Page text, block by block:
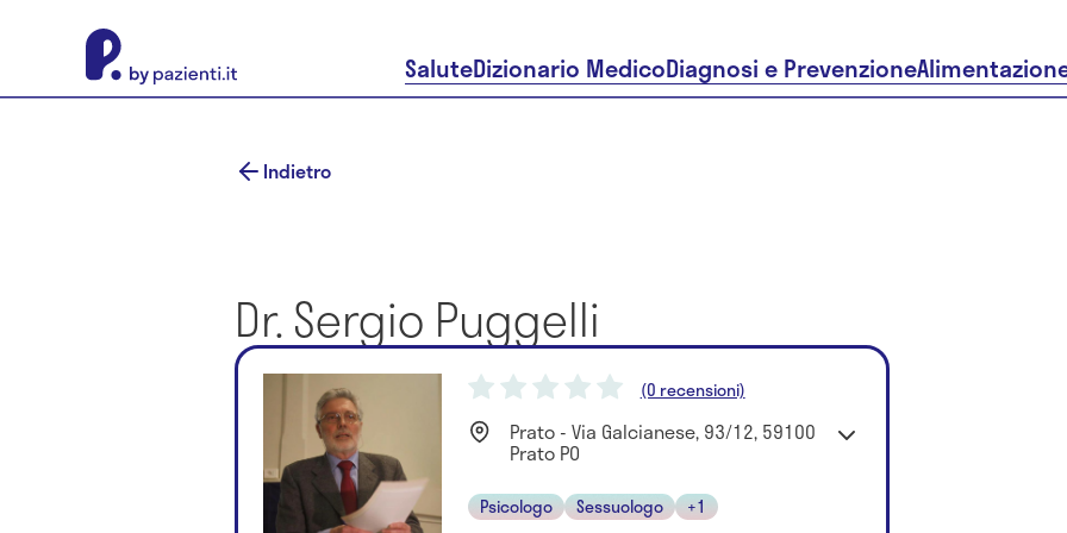
SaluteDizionario MedicoDiagnosi e Prevenzione
Indietro
Dr. Sergio Puggelli
(0 recensioni)
Prato - Via Galcianese, 93/12, 59100
Prato PO
Psicologo Sessuologo +1